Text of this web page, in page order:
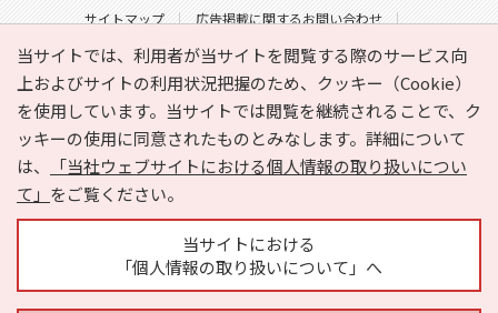
当サイトでは、利用者が当サイトを閲覧する際のサービス向
上およびサイトの利用状況把握のため、クッキー（Cookie）
を使用しています。当サイトでは閲覧を継続されることで、ク
ッキーの使用に同意されたものとみなします。詳細について
は、
「当社ウェブサイトにおける個人情報の取り扱いについ
て」 をご覧ください。
当サイトにおける
「個人情報の取り扱いについて」へ
サイトマップ
広告掲載に関するお問い合わせ
サイトの内容に関するお問い合わせ
Copyright © HYOJITO.Co.,Ltd. All Rights Reserved.